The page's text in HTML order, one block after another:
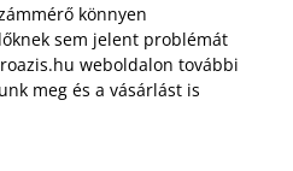
könnyen
sem jelent problémát
weboldalon további
meg és a vásárlást is